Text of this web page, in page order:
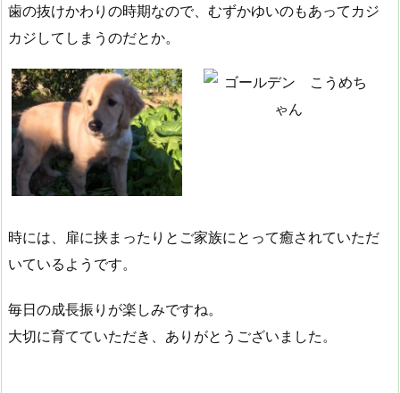
歯の抜けかわりの時期なので、むずかゆいのもあってカジ
カジしてしまうのだとか。
時には、扉に挟まったりとご家族にとって癒されていただ
いているようです。
毎日の成長振りが楽しみですね。
大切に育てていただき、ありがとうございました。